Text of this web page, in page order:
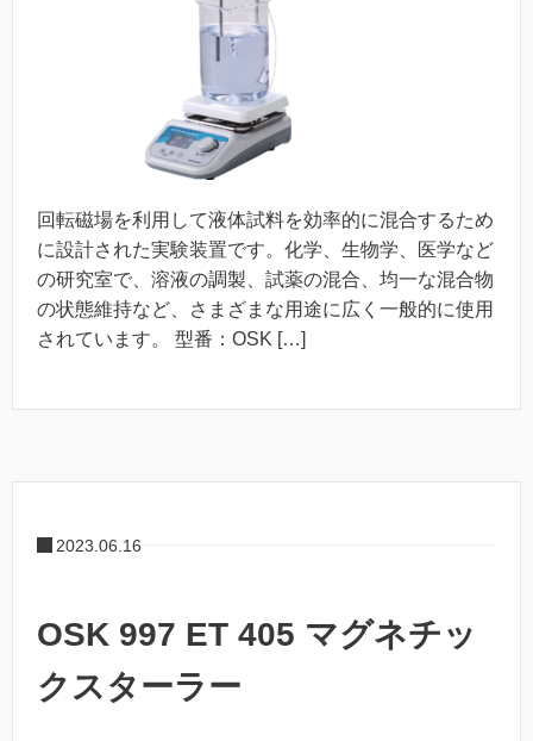
回転磁場を利用して液体試料を効率的に混合するため
に設計された実験装置です。化学、生物学、医学など
の研究室で、溶液の調製、試薬の混合、均一な混合物
の状態維持など、さまざまな用途に広く一般的に使用
されています。 型番：OSK […]
2023.06.16
OSK 997 ET 405 マグネチッ
クスターラー